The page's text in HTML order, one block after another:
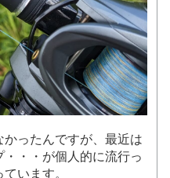
ったんですが、最近は
・・が個人的に流行っ
います。